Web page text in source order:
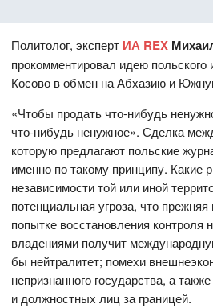
Политолог, эксперт ИА REX
прокомментировал идею польского
Косово в обмен на Абхазию и
«Чтобы продать что-нибудь
что-нибудь ненужное». Сделка
которую предлагают польские
именно по такому принципу. Какие
независимости той или иной
потенциальная угроза, что
попытке восстановления контроля
владениями получит
бы нейтралитет; помехи
непризнанного государства, а
и должностных лиц за границей.